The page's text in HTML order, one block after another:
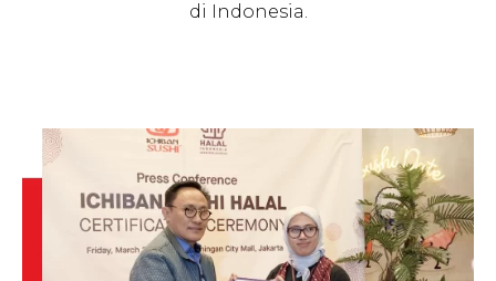
di Indonesia.